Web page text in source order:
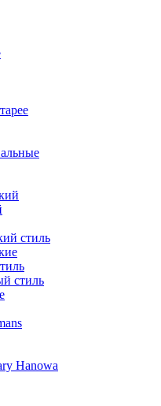
стиль
стиль
Hanowa